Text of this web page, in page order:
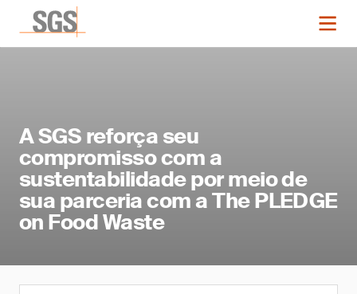
A SGS reforça seu
compromisso com a
sustentabilidade por meio de
sua parceria com a The PLEDGE
on Food Waste